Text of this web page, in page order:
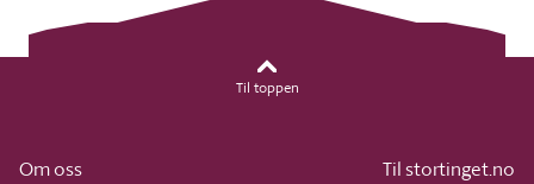
Til toppen
Til stortinget.no
Om oss